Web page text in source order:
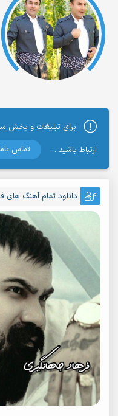
برای تبلیغات و پخش
ارتباط باشید . .
تماس
دانلود تمام آهنگ های